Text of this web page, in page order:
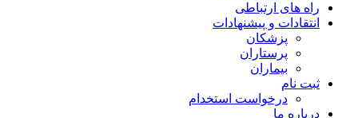
راه های ارتباطی
انتقادات و پيشنهادات
پزشكان
پرستاران
بيماران
ثبت نام
درخواست استخدام
درباره ما